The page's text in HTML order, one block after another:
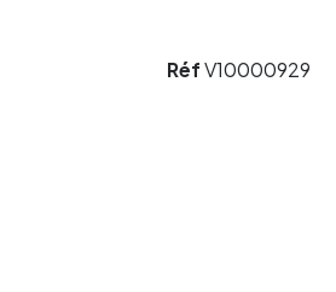
RéfV10000929